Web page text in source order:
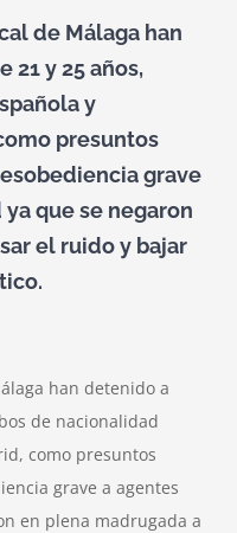
de Málaga han
21 y 25 años,
y
presuntos
grave
que se negaron
el ruido y bajar
han detenido a
de nacionalidad
como presuntos
grave a agentes
en plena madrugada a